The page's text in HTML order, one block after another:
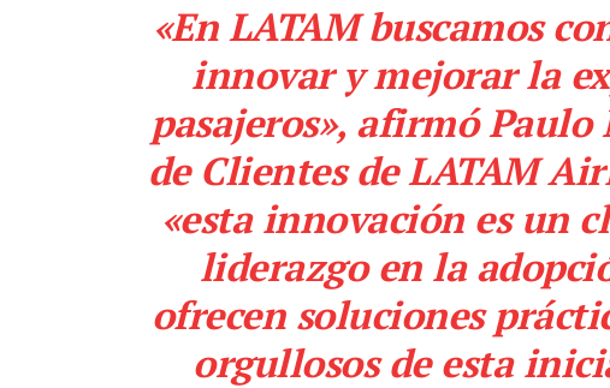
«En LATAM buscamos
innovar y mejorar la
pasajeros», afirmó
de Clientes de LATAM
«esta innovación es un
liderazgo en la
ofrecen soluciones
orgullosos de esta